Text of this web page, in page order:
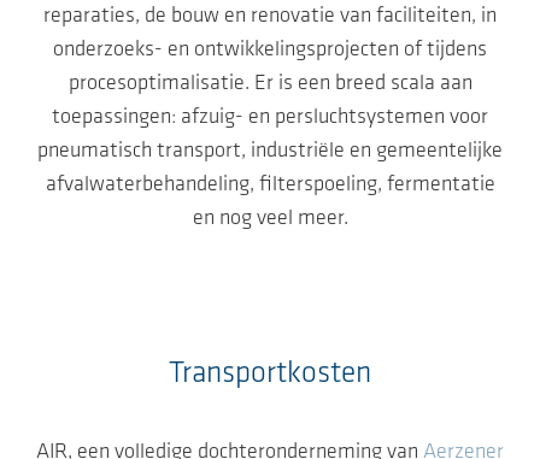
reparaties, de bouw en renovatie van faciliteiten, in
onderzoeks- en ontwikkelingsprojecten of tijdens
procesoptimalisatie. Er is een breed scala aan
toepassingen: afzuig- en persluchtsystemen voor
pneumatisch transport, industriële en gemeentelijke
afvalwaterbehandeling, filterspoeling, fermentatie
en nog veel meer.
Transportkosten
AIR, een volledige dochteronderneming van Aerzener